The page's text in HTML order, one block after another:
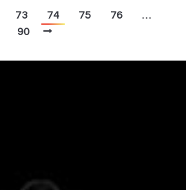
73 74 75 76
…
90